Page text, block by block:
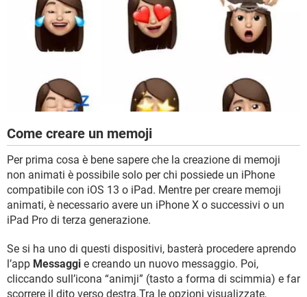
Come creare un memoji
Per prima cosa è bene sapere che la creazione di memoji
non animati è possibile solo per chi possiede un iPhone
compatibile con iOS 13 o iPad. Mentre per creare memoji
animati, è necessario avere un iPhone X o successivi o un
iPad Pro di terza generazione.
Se si ha uno di questi dispositivi, basterà procedere aprendo
l’app Messaggi e creando un nuovo messaggio. Poi,
cliccando sull’icona “animji” (tasto a forma di scimmia) e far
scorrere il dito verso destra.Tra le opzioni visualizzate,